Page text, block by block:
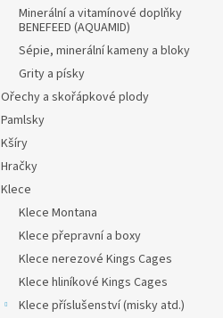
Minerální a vitamínové doplňky
BENEFEED (AQUAMID)
Sépie, minerální kameny a bloky
Grity a písky
Ořechy a skořápkové plody
Pamlsky
Kšíry
Hračky
Klece
Klece Montana
Klece přepravní a boxy
Klece nerezové Kings Cages
Klece hliníkové Kings Cages
Klece příslušenství (misky atd.)